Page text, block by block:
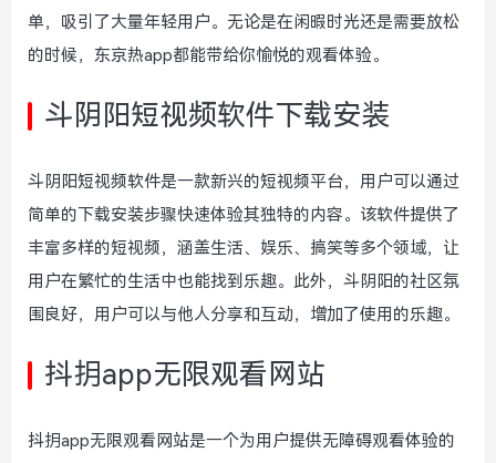
单，吸引了大量年轻用户。无论是在闲暇时光还是需要放松
的时候，东京热app都能带给你愉悦的观看体验。
斗阴阳短视频软件下载安装
斗阴阳短视频软件是一款新兴的短视频平台，用户可以通过
简单的下载安装步骤快速体验其独特的内容。该软件提供了
丰富多样的短视频，涵盖生活、娱乐、搞笑等多个领域，让
用户在繁忙的生活中也能找到乐趣。此外，斗阴阳的社区氛
围良好，用户可以与他人分享和互动，增加了使用的乐趣。
抖抈app无限观看网站
抖抈app无限观看网站是一个为用户提供无障碍观看体验的